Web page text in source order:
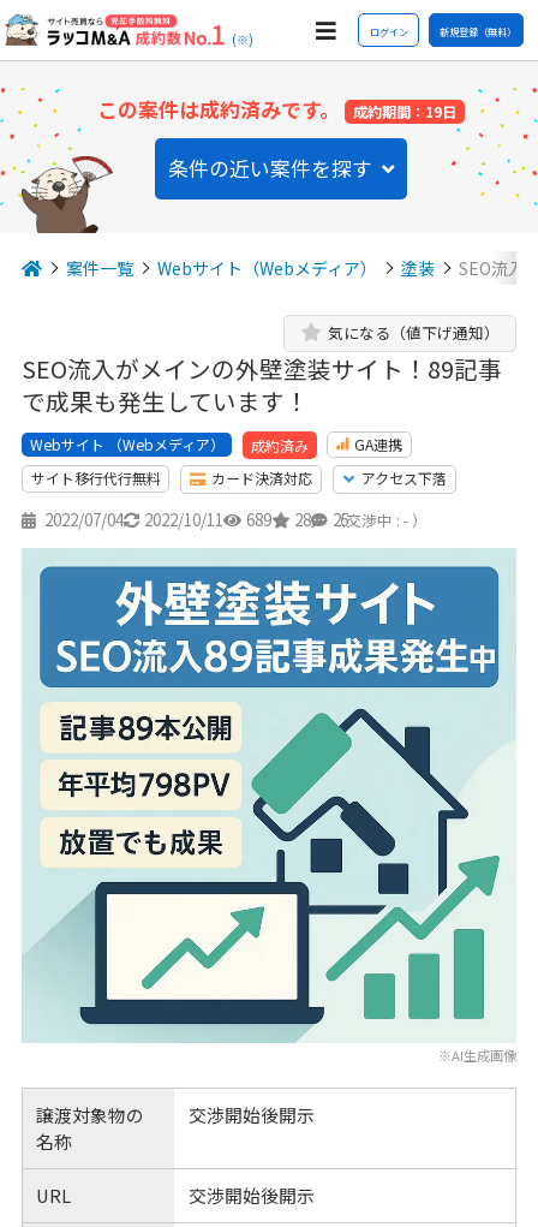
(※) ログイン 新規登録（無料）
この案件は成約済みです。 成約期間：19日
条件の近い案件を探す
案件一覧 Webサイト（Webメディア） 塗装 SEO流入
SEO流入がメインの外壁塗装サイト！89記事
で成果も発生しています！
気になる（値下げ通知）
Webサイト （Webメディア） 成約済み
GA連携
サイト移行代行無料
カード決済対応 アクセス下落
2022/07/04 2022/10/11 689 28 25
（交渉中 : - ）
※AI生成画像
譲渡対象物の
名称
交渉開始後開示
URL 交渉開始後開示